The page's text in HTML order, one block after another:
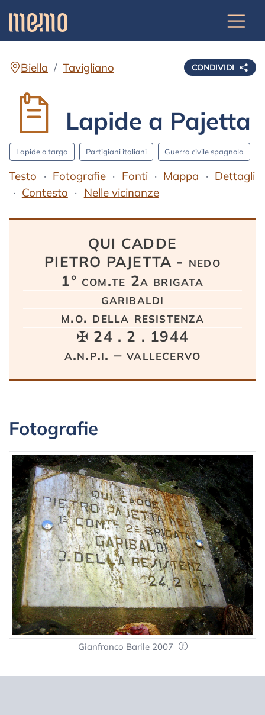
CONDIVIDI
Biella Tavigliano
Lapide a Pajetta
Lapide o targa Partigiani italiani Guerra civile spagnola
Testo Fotografie Fonti Mappa
Dettagli
Contesto
Nelle vicinanze
QUI CADDE
PIETRO PAJETTA - nedo
1° com.te 2a brigata
garibaldi
m.o. della resistenza
✠ 24 . 2 . 1944
a.n.p.i. – vallecervo
Fotografie
Gianfranco Barile 2007